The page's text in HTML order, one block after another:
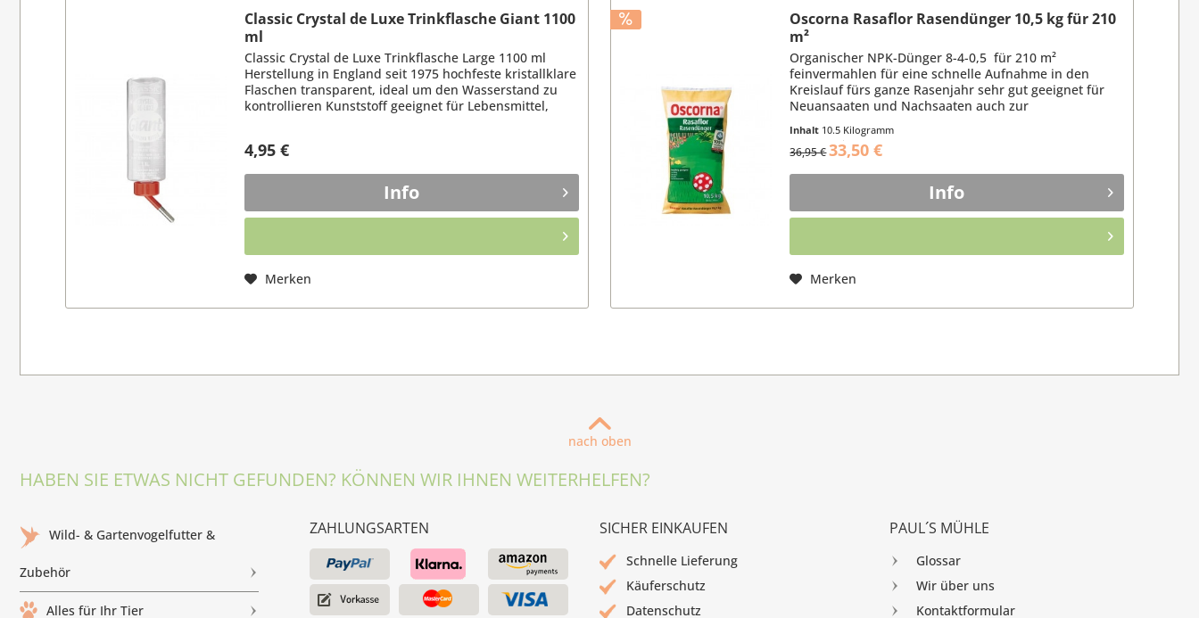
Classic Crystal de Luxe Trinkflasche Giant 1100
ml
Classic Crystal de Luxe Trinkflasche Large 1100 ml
Herstellung in England seit 1975 hochfeste kristallklare
Flaschen transparent, ideal um den Wasserstand zu
kontrollieren Kunststoff geeignet für Lebensmittel,
4,95 €
Info
Merken
Oscorna Rasaflor Rasendünger 10,5 kg für 210
m²
Organischer NPK-Dünger 8-4-0,5 für 210 m²
feinvermahlen für eine schnelle Aufnahme in den
Kreislauf fürs ganze Rasenjahr sehr gut geeignet für
Neuansaaten und Nachsaaten auch zur
Problembehandlung...
Inhalt 10.5 Kilogramm
(3,19 € / 1 Kilogramm)
36,95 €33,50 €
Info
Merken
nach oben
HABEN SIE ETWAS NICHT GEFUNDEN? KÖNNEN WIR IHNEN WEITERHELFEN?
Wild- & Gartenvogelfutter &
Zubehör
Alles für Ihr Tier
ZAHLUNGSARTEN SICHER EINKAUFEN
Schnelle Lieferung
Käuferschutz
Datenschutz
PAUL´S MÜHLE
Glossar
Wir über uns
Kontaktformular